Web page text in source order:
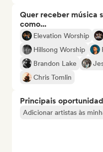
Quer receber música
como...
Elevation Worship
Hillsong Worship
Brandon Lake
Chris Tomlin
Principais
Adicionar artistas às